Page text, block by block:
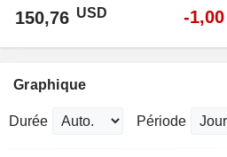
150,76 USD -
Graphique
Durée Période